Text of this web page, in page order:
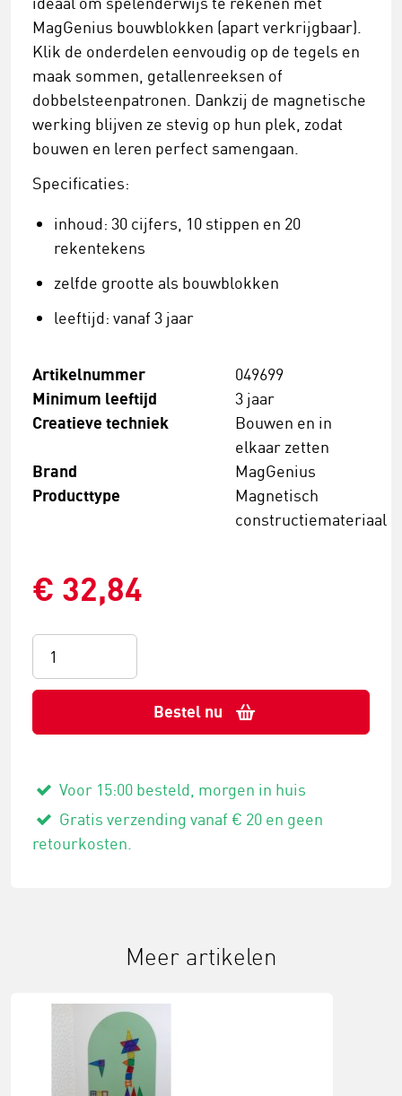
MagGenius bouwblokken (apart verkrijgbaar).
Klik de onderdelen eenvoudig op de tegels en
maak sommen, getallenreeksen of
dobbelsteenpatronen. Dankzij de magnetische
werking blijven ze stevig op hun plek, zodat
bouwen en leren perfect samengaan.
Specificaties:
inhoud: 30 cijfers, 10 stippen en 20
rekentekens
zelfde grootte als bouwblokken
leeftijd: vanaf 3 jaar
Artikelnummer 049699
Minimum leeftijd 3 jaar
Creatieve techniek
Bouwen en in
elkaar zetten
Brand MagGenius
Producttype
Magnetisch
constructiemateriaal
€ 32,84
Bestel nu
Voor 15:00 besteld, morgen in huis
Gratis verzending vanaf € 20 en geen
retourkosten.
Meer artikelen